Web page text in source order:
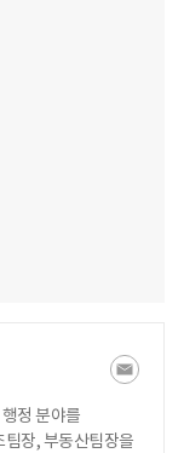
정 분야를
장, 부동산팀장을